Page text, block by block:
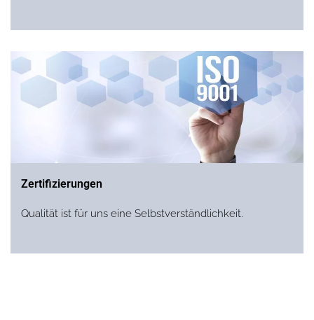
Zertifizierungen
Qualität ist für uns eine Selbstverständlichkeit.